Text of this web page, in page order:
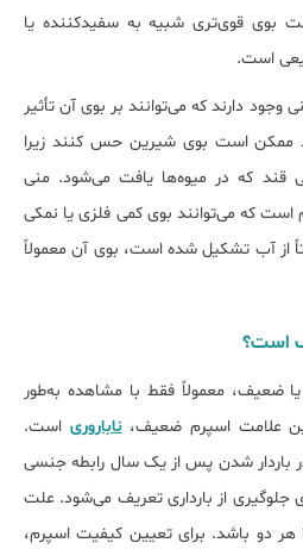
بوی قوی‌تری شبیه به سفیدکننده یا
است.
وجود دارند که می‌توانند بر بوی آن تأثیر
ممکن است بوی شیرین حس کنند زیرا
قند که در میوه‌ها یافت می‌شود. منی
که می‌توانند بوی کمی فلزی یا نمکی
از آب تشکیل شده است، بوی آن معمولاً
است؟
ضعیف، معمولاً فقط با مشاهده به‌طور
علامت اسپرم ضعیف،ناباروری است.
در باردار شدن پس از یک سال رابطه جنسی
جلوگیری از بارداری تعریف می‌شود. علت
هر دو باشد. برای تعیین کیفیت اسپرم،